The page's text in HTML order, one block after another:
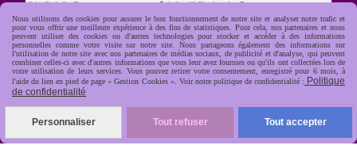
apide, soignée, sécurisée
Nous utilisons des cookies pour assurer le bon fonctionnement de notre site et analyser notre trafic et
pour vous offrir une meilleure expérience à des fins de statistiques. Pour cela, nos partenaires et nous
peuvent utiliser des cookies ou d'autres technologies pour stocker et accéder à des informations
personnelles comme votre visite sur notre site. Nous partageons également des informations sur
l'utilisation de notre site avec nos partenaires de médias sociaux, de publicité et d'analyse, qui peuvent
combiner celles-ci avec d'autres informations que vous leur avez fournies ou qu'ils ont collectées lors de
votre utilisation de leurs services. Vous pouvez retirer votre consentement, enregistré pour 6 mois, à
l'aide du lien en pied de page « Gestion Cookies ». Voir notre politique de confidentialité : Politique
de confidentialité
Personnaliser Tout refuser Tout accepter